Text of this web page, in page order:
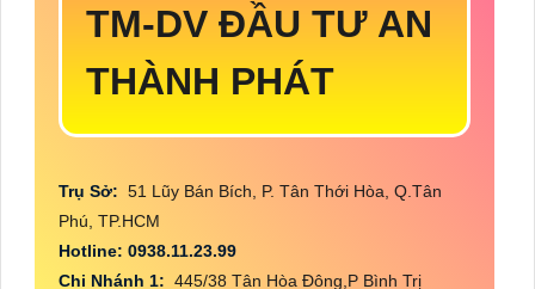
TM-DV ĐẦU TƯ AN
THÀNH PHÁT
Trụ Sở: 51 Lũy Bán Bích, P. Tân Thới Hòa, Q.Tân
Phú, TP.HCM
Hotline: 0938.11.23.99
Chi Nhánh 1: 445/38 Tân Hòa Đông,P Bình Trị